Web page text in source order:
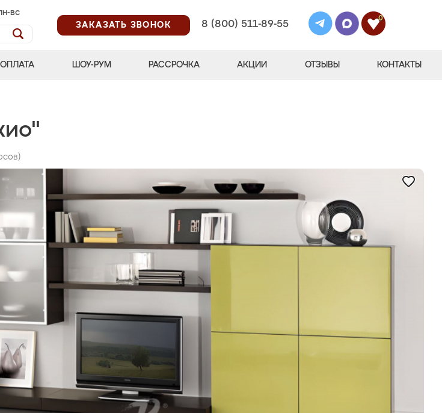
вс
ЗАКАЗАТЬ ЗВОНОК
8 (800) 511-89-55
0
ШОУ-РУМ РАССРОЧКА АКЦИИ ОТЗЫВЫ КОНТАКТЫ